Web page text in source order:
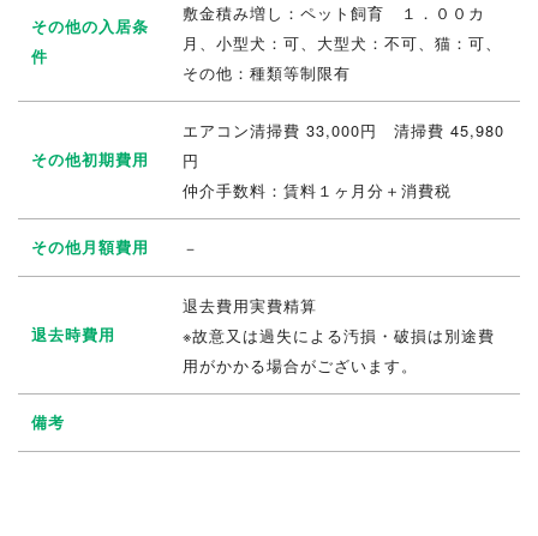
その他の入居条
件
敷金積み増し：ペット飼育 １．００カ
月、小型犬：可、大型犬：不可、猫：可、
その他：種類等制限有
その他初期費用
エアコン清掃費 33,000円 清掃費 45,980
円
仲介手数料：賃料１ヶ月分＋消費税
その他月額費用 －
退去時費用
退去費用実費精算
※故意又は過失による汚損・破損は別途費
用がかかる場合がございます。
備考